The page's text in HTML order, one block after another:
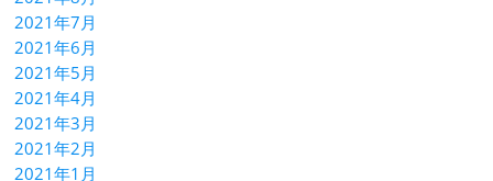
2021年7月
2021年6月
2021年5月
2021年4月
2021年3月
2021年2月
2021年1月